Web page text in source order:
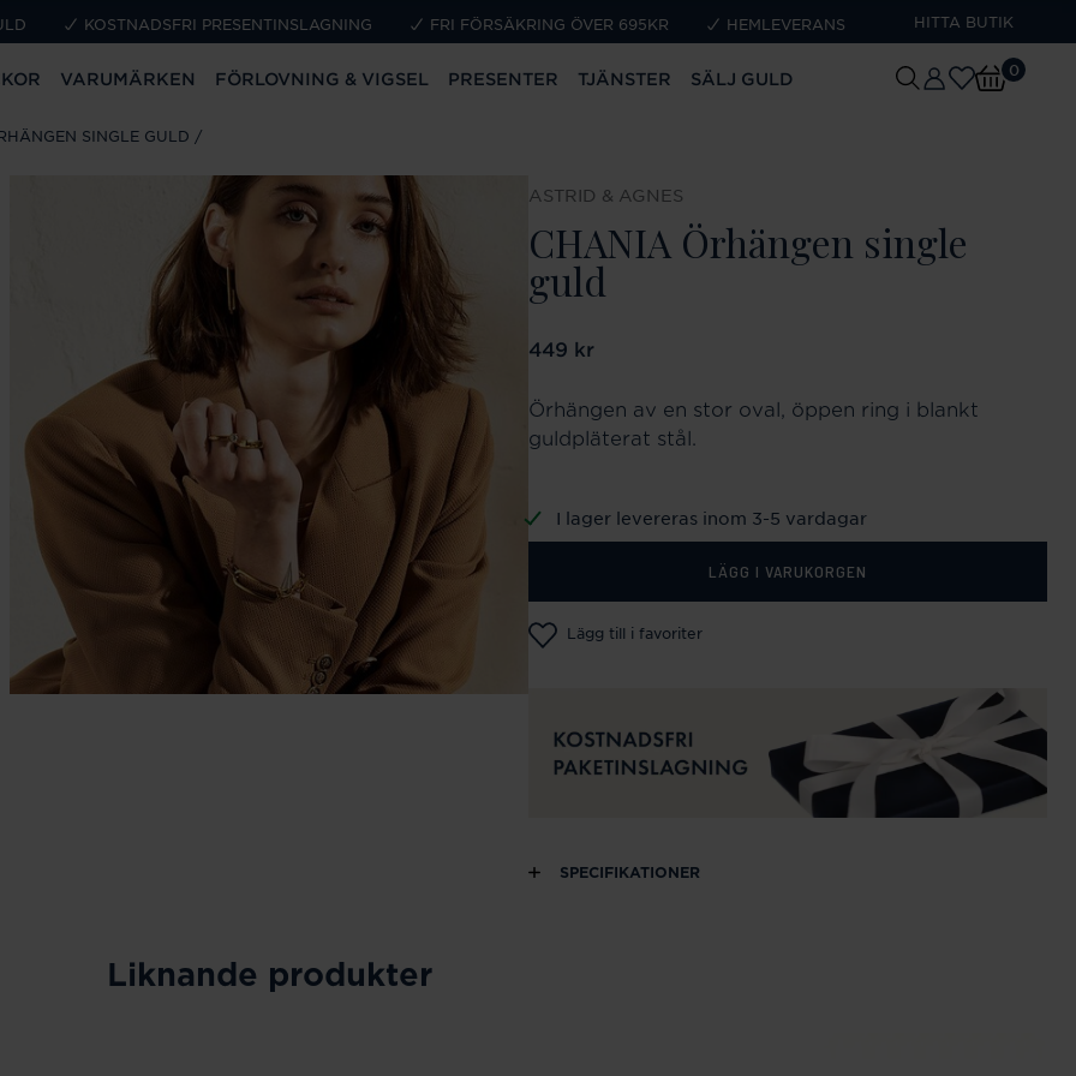
KOSTNADSFRI PRESENTINSLAGNING FRI FÖRSÄKRING ÖVER 695KR HEMLEVERANS HITTA BUTIK
VARUMÄRKEN FÖRLOVNING & VIGSEL PRESENTER TJÄNSTER SÄLJ GULD 0
SINGLE GULD
ASTRID & AGNES
CHANIA Örhängen single
guld
Pris:449 kr
449 kr
Örhängen av en stor oval, öppen ring i blankt
guldpläterat stål.
I lager levereras inom 3-5 vardagar
LÄGG I VARUKORGEN
Lägg till i favoriter
SPECIFIKATIONER
Liknande produkter